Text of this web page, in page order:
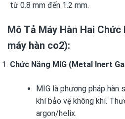
từ 0.8 mm đến 1.2 mm.
Mô Tả Máy Hàn Hai Chức
máy hàn co2):
Chức Năng MIG (Metal Inert
MIG là phương pháp hàn
khí bảo vệ không khí.
argon/helix.